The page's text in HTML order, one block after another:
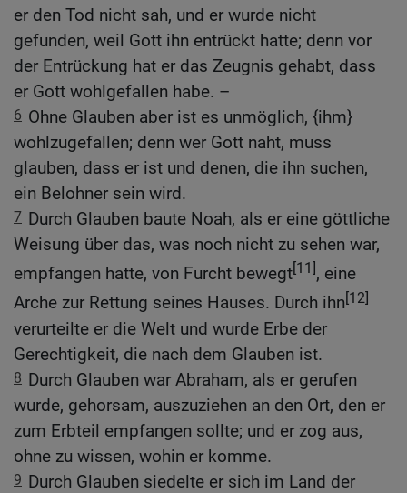
er den Tod nicht sah, und er wurde nicht
gefunden, weil Gott ihn entrückt hatte; denn vor
der Entrückung hat er das Zeugnis gehabt, dass
er Gott wohlgefallen habe. –
6 Ohne Glauben aber ist es unmöglich, {ihm}
wohlzugefallen; denn wer Gott naht, muss
glauben, dass er ist und denen, die ihn suchen,
ein Belohner sein wird.
7 Durch Glauben baute Noah, als er eine göttliche
Weisung über das, was noch nicht zu sehen war,
empfangen hatte, von Furcht bewegt[11], eine
Arche zur Rettung seines Hauses. Durch ihn[12]
verurteilte er die Welt und wurde Erbe der
Gerechtigkeit, die nach dem Glauben ist.
8 Durch Glauben war Abraham, als er gerufen
wurde, gehorsam, auszuziehen an den Ort, den er
zum Erbteil empfangen sollte; und er zog aus,
ohne zu wissen, wohin er komme.
9 Durch Glauben siedelte er sich im Land der